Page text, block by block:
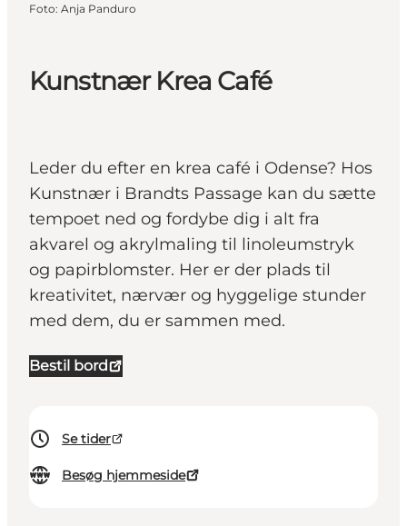
Kunstnær Krea Café
Leder du efter en krea café i Odense? Hos
Kunstnær i Brandts Passage kan du sætte
tempoet ned og fordybe dig i alt fra
akvarel og akrylmaling til linoleumstryk
og papirblomster. Her er der plads til
kreativitet, nærvær og hyggelige stunder
med dem, du er sammen med.
Bestil bord
Se tider
Besøg hjemmeside
Foto: Anja Panduro